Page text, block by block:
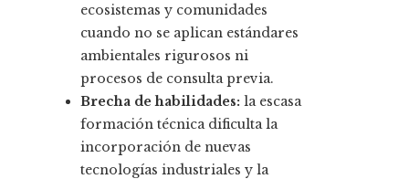
ecosistemas y comunidades
cuando no se aplican estándares
ambientales rigurosos ni
procesos de consulta previa.
Brecha de habilidades: la escasa
formación técnica dificulta la
incorporación de nuevas
tecnologías industriales y la